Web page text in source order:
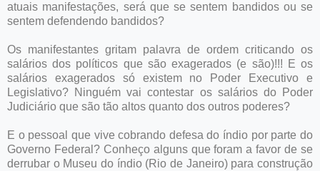
atuais manifestações, será que se sentem bandidos ou se
sentem defendendo bandidos?
Os manifestantes gritam palavra de ordem criticando os
salários dos políticos que são exagerados (e são)!!! E os
salários exagerados só existem no Poder Executivo e
Legislativo? Ninguém vai contestar os salários do Poder
Judiciário que são tão altos quanto dos outros poderes?
E o pessoal que vive cobrando defesa do índio por parte do
Governo Federal? Conheço alguns que foram a favor de se
derrubar o Museu do índio (Rio de Janeiro) para construção